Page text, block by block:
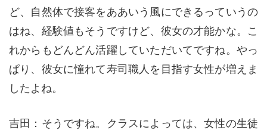
ど、自然体で接客をああいう風にできるっていうの
はね、経験値もそうですけど、彼女の才能かな。こ
れからもどんどん活躍していただいてですね。やっ
ぱり、彼女に憧れて寿司職人を目指す女性が増えま
したよね。
吉田：そうですね。クラスによっては、女性の生徒